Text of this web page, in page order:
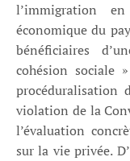
l’immigration
économique du
bénéficiaires
cohésion sociale »
procéduralisation
violation de la
l’évaluation
sur la vie privée.